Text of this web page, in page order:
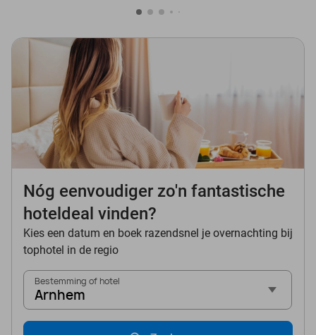
Nóg eenvoudiger zo'n fantastische
hoteldeal vinden?
Kies een datum en boek razendsnel je overnachting bij
tophotel in de regio
Bestemming of hotel
Arnhem